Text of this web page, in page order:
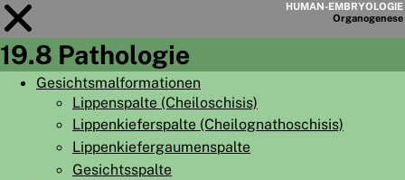
HUMAN-EMBRYOLOGIE
Organogenese
Modul19
KAPITELLISTE
19.8 Pathologie
Gesichtsmalformationen
Lippenspalte (Cheiloschisis)
Lippenkieferspalte (Cheilognathoschisis)
Lippenkiefergaumenspalte
Gesichtsspalte